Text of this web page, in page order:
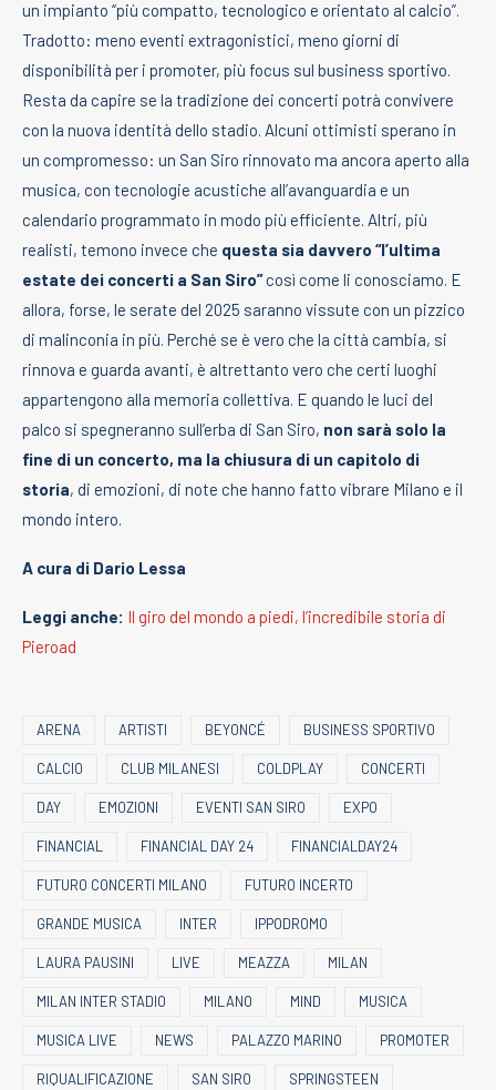
un impianto “più compatto, tecnologico e orientato al calcio”.
Tradotto: meno eventi extragonistici, meno giorni di
disponibilità per i promoter, più focus sul business sportivo.
Resta da capire se la tradizione dei concerti potrà convivere
con la nuova identità dello stadio. Alcuni ottimisti sperano in
un compromesso: un San Siro rinnovato ma ancora aperto alla
musica, con tecnologie acustiche all’avanguardia e un
calendario programmato in modo più efficiente. Altri, più
realisti, temono invece che questa sia davvero “l’ultima
estate dei concerti a San Siro”così come li conosciamo. E
allora, forse, le serate del 2025 saranno vissute con un pizzico
di malinconia in più. Perché se è vero che la città cambia, si
rinnova e guarda avanti, è altrettanto vero che certi luoghi
appartengono alla memoria collettiva. E quando le luci del
palco si spegneranno sull’erba di San Siro, non sarà solo la
fine di un concerto, ma la chiusura di un capitolo di
storia, di emozioni, di note che hanno fatto vibrare Milano e il
mondo intero.
A cura di Dario Lessa
Leggi anche: Il giro del mondo a piedi, l’incredibile storia di
Pieroad
ARENA ARTISTI BEYONCÉ BUSINESS SPORTIVO
CALCIO CLUB MILANESI COLDPLAY CONCERTI
DAY EMOZIONI EVENTI SAN SIRO EXPO
FINANCIAL FINANCIAL DAY 24 FINANCIALDAY24
FUTURO CONCERTI MILANO FUTURO INCERTO
GRANDE MUSICA INTER IPPODROMO
LAURA PAUSINI LIVE MEAZZA MILAN
MILAN INTER STADIO MILANO MIND MUSICA
MUSICA LIVE NEWS PALAZZO MARINO PROMOTER
RIQUALIFICAZIONE SAN SIRO SPRINGSTEEN